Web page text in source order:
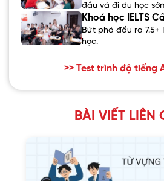
đầu và đi du học
Khoá học IELTS
Bứt phá đầu ra 7.5+
học.
>> Test trình độ tiếng
BÀI VIẾT LIÊN